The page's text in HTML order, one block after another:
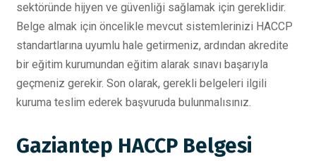
sektöründe hijyen ve güvenliği sağlamak için gereklidir.
Belge almak için öncelikle mevcut sistemlerinizi HACCP
standartlarına uyumlu hale getirmeniz, ardından akredite
bir eğitim kurumundan eğitim alarak sınavı başarıyla
geçmeniz gerekir. Son olarak, gerekli belgeleri ilgili
kuruma teslim ederek başvuruda bulunmalısınız.
Gaziantep HACCP Belgesi